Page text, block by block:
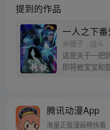
提到的作品
一人之下番
米橙子 · 战斗
这是关于一把
即将被宝宝和
腾讯动漫App
海量正版漫画畅快看